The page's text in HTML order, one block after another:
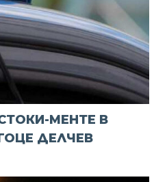
МЕНТЕ В
ДЕЛЧЕВ